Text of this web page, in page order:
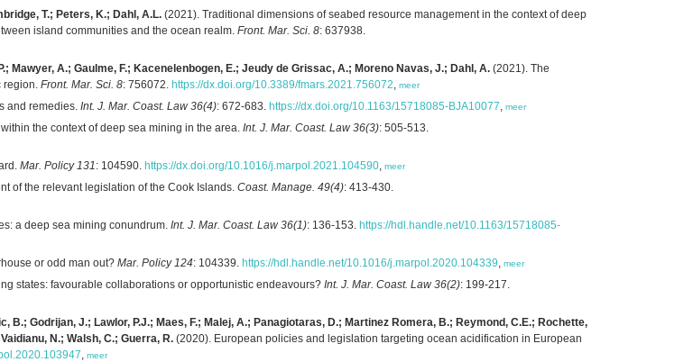
T.; Peters, K.; Dahl, A.L. (2021). Traditional dimensions of seabed resource management in the context of deep
island communities and the ocean realm. Front. Mar. Sci. 8: 637938.
Mawyer, A.; Gaulme, F.; Kacenelenbogen, E.; Jeudy de Grissac, A.; Moreno Navas, J.; Dahl, A. (2021). The
region. Front. Mar. Sci. 8: 756072. https://dx.doi.org/10.3389/fmars.2021.756072, meer
and remedies. Int. J. Mar. Coast. Law 36(4): 672-683. https://dx.doi.org/10.1163/15718085-BJA10077, meer
the context of deep sea mining in the area. Int. J. Mar. Coast. Law 36(3): 505-513.
Mar. Policy 131: 104590. https://dx.doi.org/10.1016/j.marpol.2021.104590, meer
of the relevant legislation of the Cook Islands. Coast. Manage. 49(4): 413-430.
a deep sea mining conundrum. Int. J. Mar. Coast. Law 36(1): 136-153. https://hdl.handle.net/10.1163/15718085-
or odd man out? Mar. Policy 124: 104339. https://hdl.handle.net/10.1016/j.marpol.2020.104339, meer
states: favourable collaborations or opportunistic endeavours? Int. J. Mar. Coast. Law 36(2): 199-217.
B.; Godrijan, J.; Lawlor, P.J.; Maes, F.; Malej, A.; Panagiotaras, D.; Martinez Romera, B.; Reymond, C.E.; Rochette,
N.; Walsh, C.; Guerra, R. (2020). European policies and legislation targeting ocean acidification in European
, meer